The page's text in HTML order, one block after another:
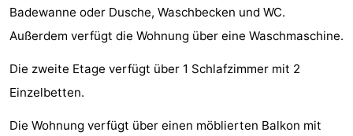
Hof
Schouwse
-
Blick
Zeeland
-
Badewanne oder Dusche, Waschbecken und WC.
Außerdem verfügt die Wohnung über eine Waschmaschine.
Die zweite Etage verfügt über 1 Schlafzimmer mit 2
Einzelbetten.
Die Wohnung verfügt über einen möblierten Balkon mit